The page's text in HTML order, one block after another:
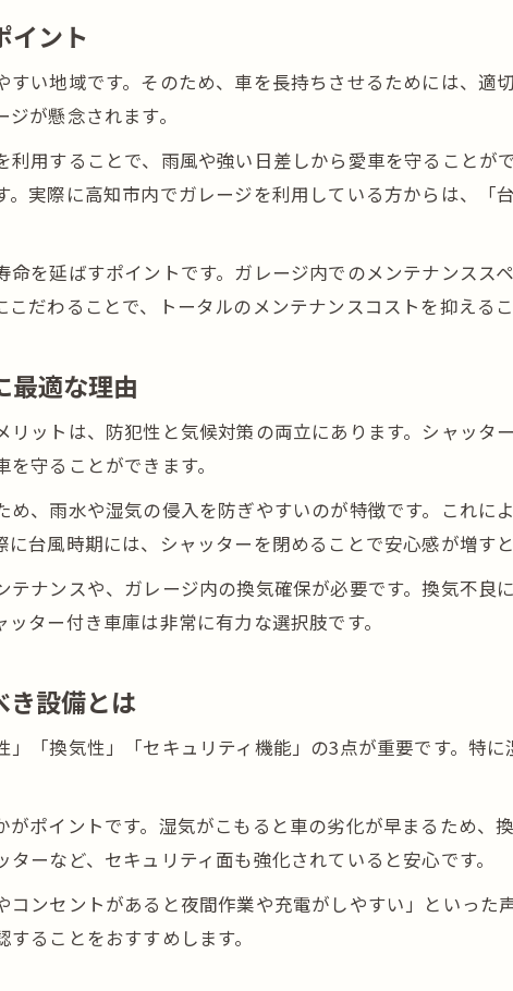
車好きに適した高知市のガレージ付き住宅比較
高知市で注目されるガレージハウスの今
車庫付き一軒家賃貸の最新トレンドを解説
車好きが高知市で重視するガレージ条件
高知市で車ガレージを賃貸するメリットと注意点
車庫付き一軒家購入の長所と短所を比較
高知市でガレージ選びに迷った時の判断基準
賃貸ガレージと購入ガレージのコスト比較
車好きが高知市で賃貸か購入かを決める視点
シャッター付き車庫が選ばれる理由
高知市で車を守るならシャッター付きが安心
車好きに好評な高知市シャッター付き車庫の特徴
賃貸住宅でシャッター付き車庫を選ぶコツ
快適なカーライフを叶える保管法
高知市ガレージ利用で車を長持ちさせるコツ
車好きにおすすめの高知市保管スタイル
ガレージハウスで快適な車ライフを実現する方法
イント
い地域です。そのため、車を長持ちさせるためには、適
が懸念されます。
用することで、雨風や強い日差しから愛車を守ることが
実際に高知市内でガレージを利用している方からは、「
を延ばすポイントです。ガレージ内でのメンテナンスス
だわることで、トータルのメンテナンスコストを抑えるこ
最適な理由
ットは、防犯性と気候対策の両立にあります。シャッタ
守ることができます。
、雨水や湿気の侵入を防ぎやすいのが特徴です。これに
台風時期には、シャッターを閉めることで安心感が増す
ナンスや、ガレージ内の換気確保が必要です。換気不良
ター付き車庫は非常に有力な選択肢です。
き設備とは
「換気性」「セキュリティ機能」の3点が重要です。特
ポイントです。湿気がこもると車の劣化が早まるため、
ーなど、セキュリティ面も強化されていると安心です。
ンセントがあると夜間作業や充電がしやすい」といった
ることをおすすめします。